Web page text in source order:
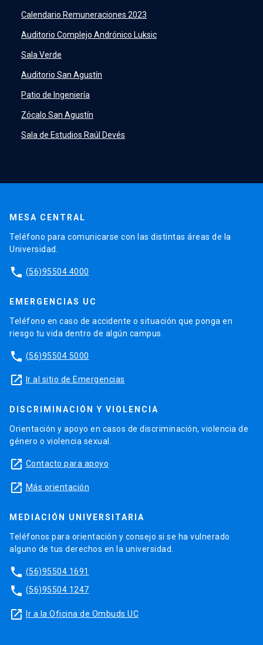
PeopleSoftlaunch
ERPlaunch
Calendario Remuneraciones 2023
Auditorio Complejo Andrónico Luksic
Sala Verde
Auditorio San Agustín
Patio de Ingeniería
Zócalo San Agustín
Sala de Estudios Raúl Devés
MESA CENTRAL
Teléfono para comunicarse con las distintas áreas de la
Universidad.
phone (56)95504 4000
EMERGENCIAS UC
Teléfono en caso de accidente o situación que ponga en
riesgo tu vida dentro de algún campus.
phone (56)95504 5000
launch Ir al sitio de Emergencias
DISCRIMINACIÓN Y VIOLENCIA
Orientación y apoyo en casos de discriminación, violencia de
género o violencia sexual.
launch Contacto para apoyo
launch Más orientación
MEDIACIÓN UNIVERSITARIA
Teléfonos para orientación y consejo si se ha vulnerado
alguno de tus derechos en la universidad.
phone (56)95504 1691
phone (56)95504 1247
launch Ir a la Oficina de Ombuds UC